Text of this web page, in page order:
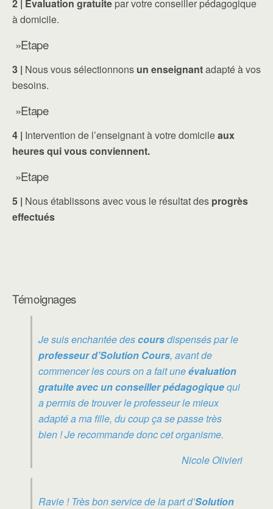
2 | Evaluation gratuite par votre conseiller pédagogique
à domicile.
»Etape
3 | Nous vous sélectionnons un enseignantadapté à vos
besoins.
»Etape
4 | Intervention de l’enseignant à votre domicileaux
heures qui vous conviennent.
»Etape
5 | Nous établissons avec vous le résultat des progrès
effectués
Témoignages
Je suis enchantée descoursdispensés par le
professeur d’Solution Cours, avant de
commencer les cours on a fait uneévaluation
gratuite avec un conseiller pédagogiquequi
a permis de trouver le professeur le mieux
adapté a ma fille, du coup ça se passe très
bien ! Je recommande donc cet organisme.
Nicole Olivieri
Ravie ! Très bon service de la part d’Solution